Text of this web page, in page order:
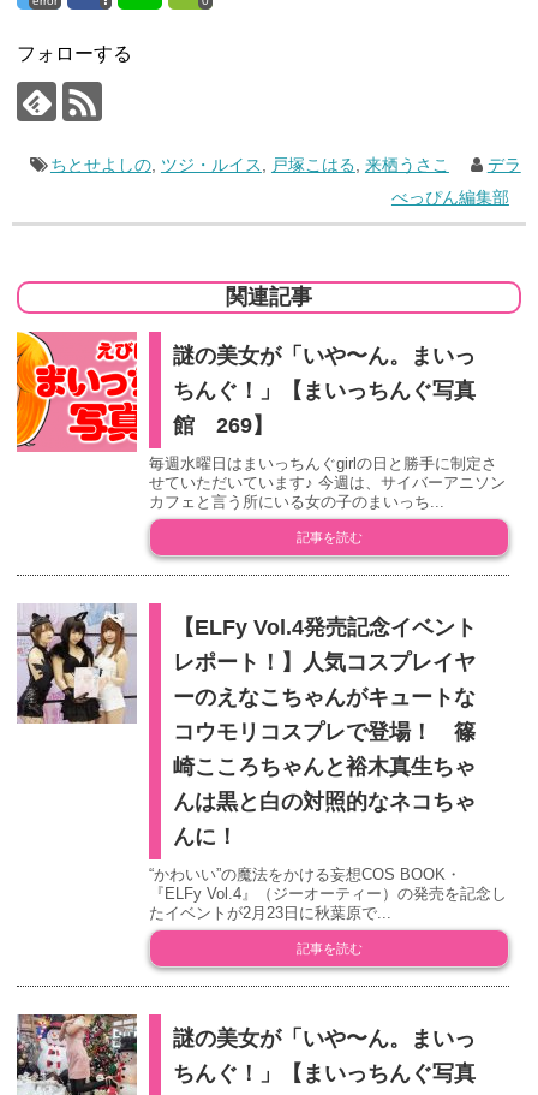
フォローする
ちとせよしの, ツジ・ルイス, 戸塚こはる, 来栖うさこ
デラ
べっぴん編集部
関連記事
謎の美女が「いや〜ん。まいっ
ちんぐ！」【まいっちんぐ写真
館 269】
毎週水曜日はまいっちんぐgirlの日と勝手に制定さ
せていただいています♪ 今週は、サイバーアニソン
カフェと言う所にいる女の子のまいっち...
記事を読む
【ELFy Vol.4発売記念イベント
レポート！】人気コスプレイヤ
ーのえなこちゃんがキュートな
コウモリコスプレで登場！ 篠
崎こころちゃんと裕木真生ちゃ
んは黒と白の対照的なネコちゃ
んに！
“かわいい”の魔法をかける妄想COS BOOK・
『ELFy Vol.4』（ジーオーティー）の発売を記念し
たイベントが2月23日に秋葉原で...
記事を読む
謎の美女が「いや〜ん。まいっ
ちんぐ！」【まいっちんぐ写真